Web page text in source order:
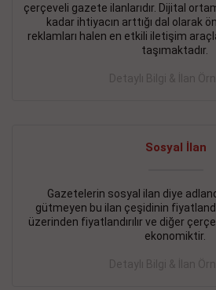
çerçeveli gazete ilanlarıdır. Dijital
kadar ihtiyacın arttığı dal olarak
reklamları halen en etkili iletişim
taşımaktadır.
Detaylı Bilgi & İlan
Sosyal İlan
Gazetelerin sosyal ilan diye
gütmeyen bu ilan çeşidinin
üzerinden fiyatlandırılır ve diğer
ekonomiktir.
Detaylı Bilgi & İlan
BAKIRKÖY SATILIK İlanı-
KARTALTEPEde kelepir 2+ 1 satılık
İŞYERİ KİRALIK İlanı - 11.09.2018
BEYLİKDÜZÜ Kavaklıda 4 katlı bina